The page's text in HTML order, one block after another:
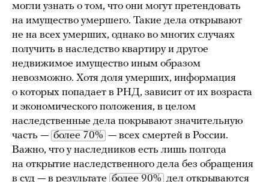
могли узнать о том, что они могут претендовать
на имущество умершего. Такие дела открывают
не на всех умерших, однако во многих случаях
получить в наследство квартиру и другое
недвижимое имущество иным образом
невозможно. Хотя доля умерших, информация
о которых попадает в РНД, зависит от их возраста
и экономического положения, в целом
наследственные дела покрывают значительную
часть — более 70% — всех смертей в России.
Важно, что у наследников есть лишь полгода
на открытие наследственного дела без обращения
в суд — в результате более 90% дел открываются